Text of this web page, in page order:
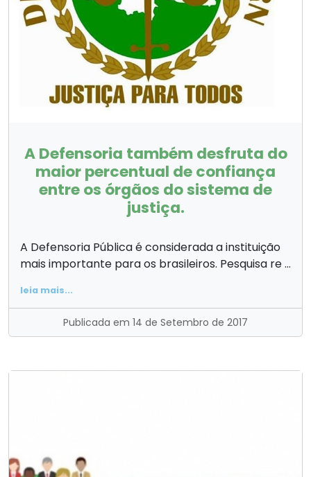
A Defensoria também desfruta do
maior percentual de confiança
entre os órgãos do sistema de
justiça.
A Defensoria Pública é considerada a instituição
mais importante para os brasileiros. Pesquisa re ...
leia mais...
Publicada em 14 de Setembro de 2017